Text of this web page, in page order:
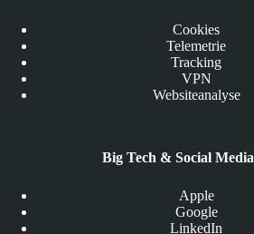
Cookies
Telemetrie
Tracking
VPN
Websiteanalyse
Big Tech & Social Media
Apple
Google
LinkedIn